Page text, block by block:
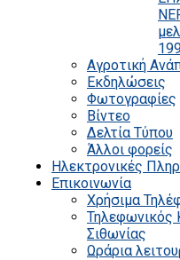
Αγροτική
Εκδηλώσεις
Φωτογραφίες
Βίντεο
Δελτία Τύπου
Άλλοι φορείς
Ηλεκτρονικές
Επικοινωνία
Χρήσιμα
Τηλεφωνικός
Σιθωνίας
Ωράρια